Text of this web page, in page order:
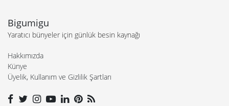
Bigumigu
Yaratıcı bünyeler için günlük besin kaynağı
Hakkımızda
Künye
Üyelik, Kullanım ve Gizlilik Şartları